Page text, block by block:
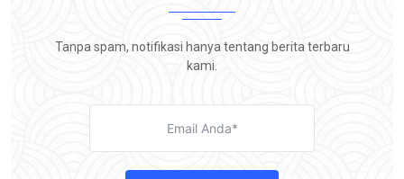
Tanpa spam, notifikasi hanya tentang berita terbaru
kami.